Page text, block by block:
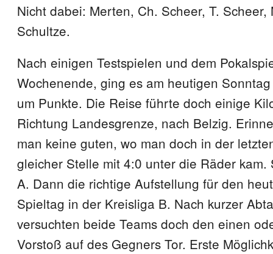
Nicht dabei: Merten, Ch. Scheer, T. Scheer,
Schultze.
Nach einigen Testspielen und dem
Wochenende, ging es am heutigen
um Punkte. Die Reise führte doch einige
Richtung Landesgrenze, nach Belzig.
man keine guten, wo man doch in der
gleicher Stelle mit 4:0 unter die Räder kam.
A. Dann die richtige Aufstellung für den
Spieltag in der Kreisliga B. Nach kurzer
versuchten beide Teams doch den einen
Vorstoß auf des Gegners Tor. Erste